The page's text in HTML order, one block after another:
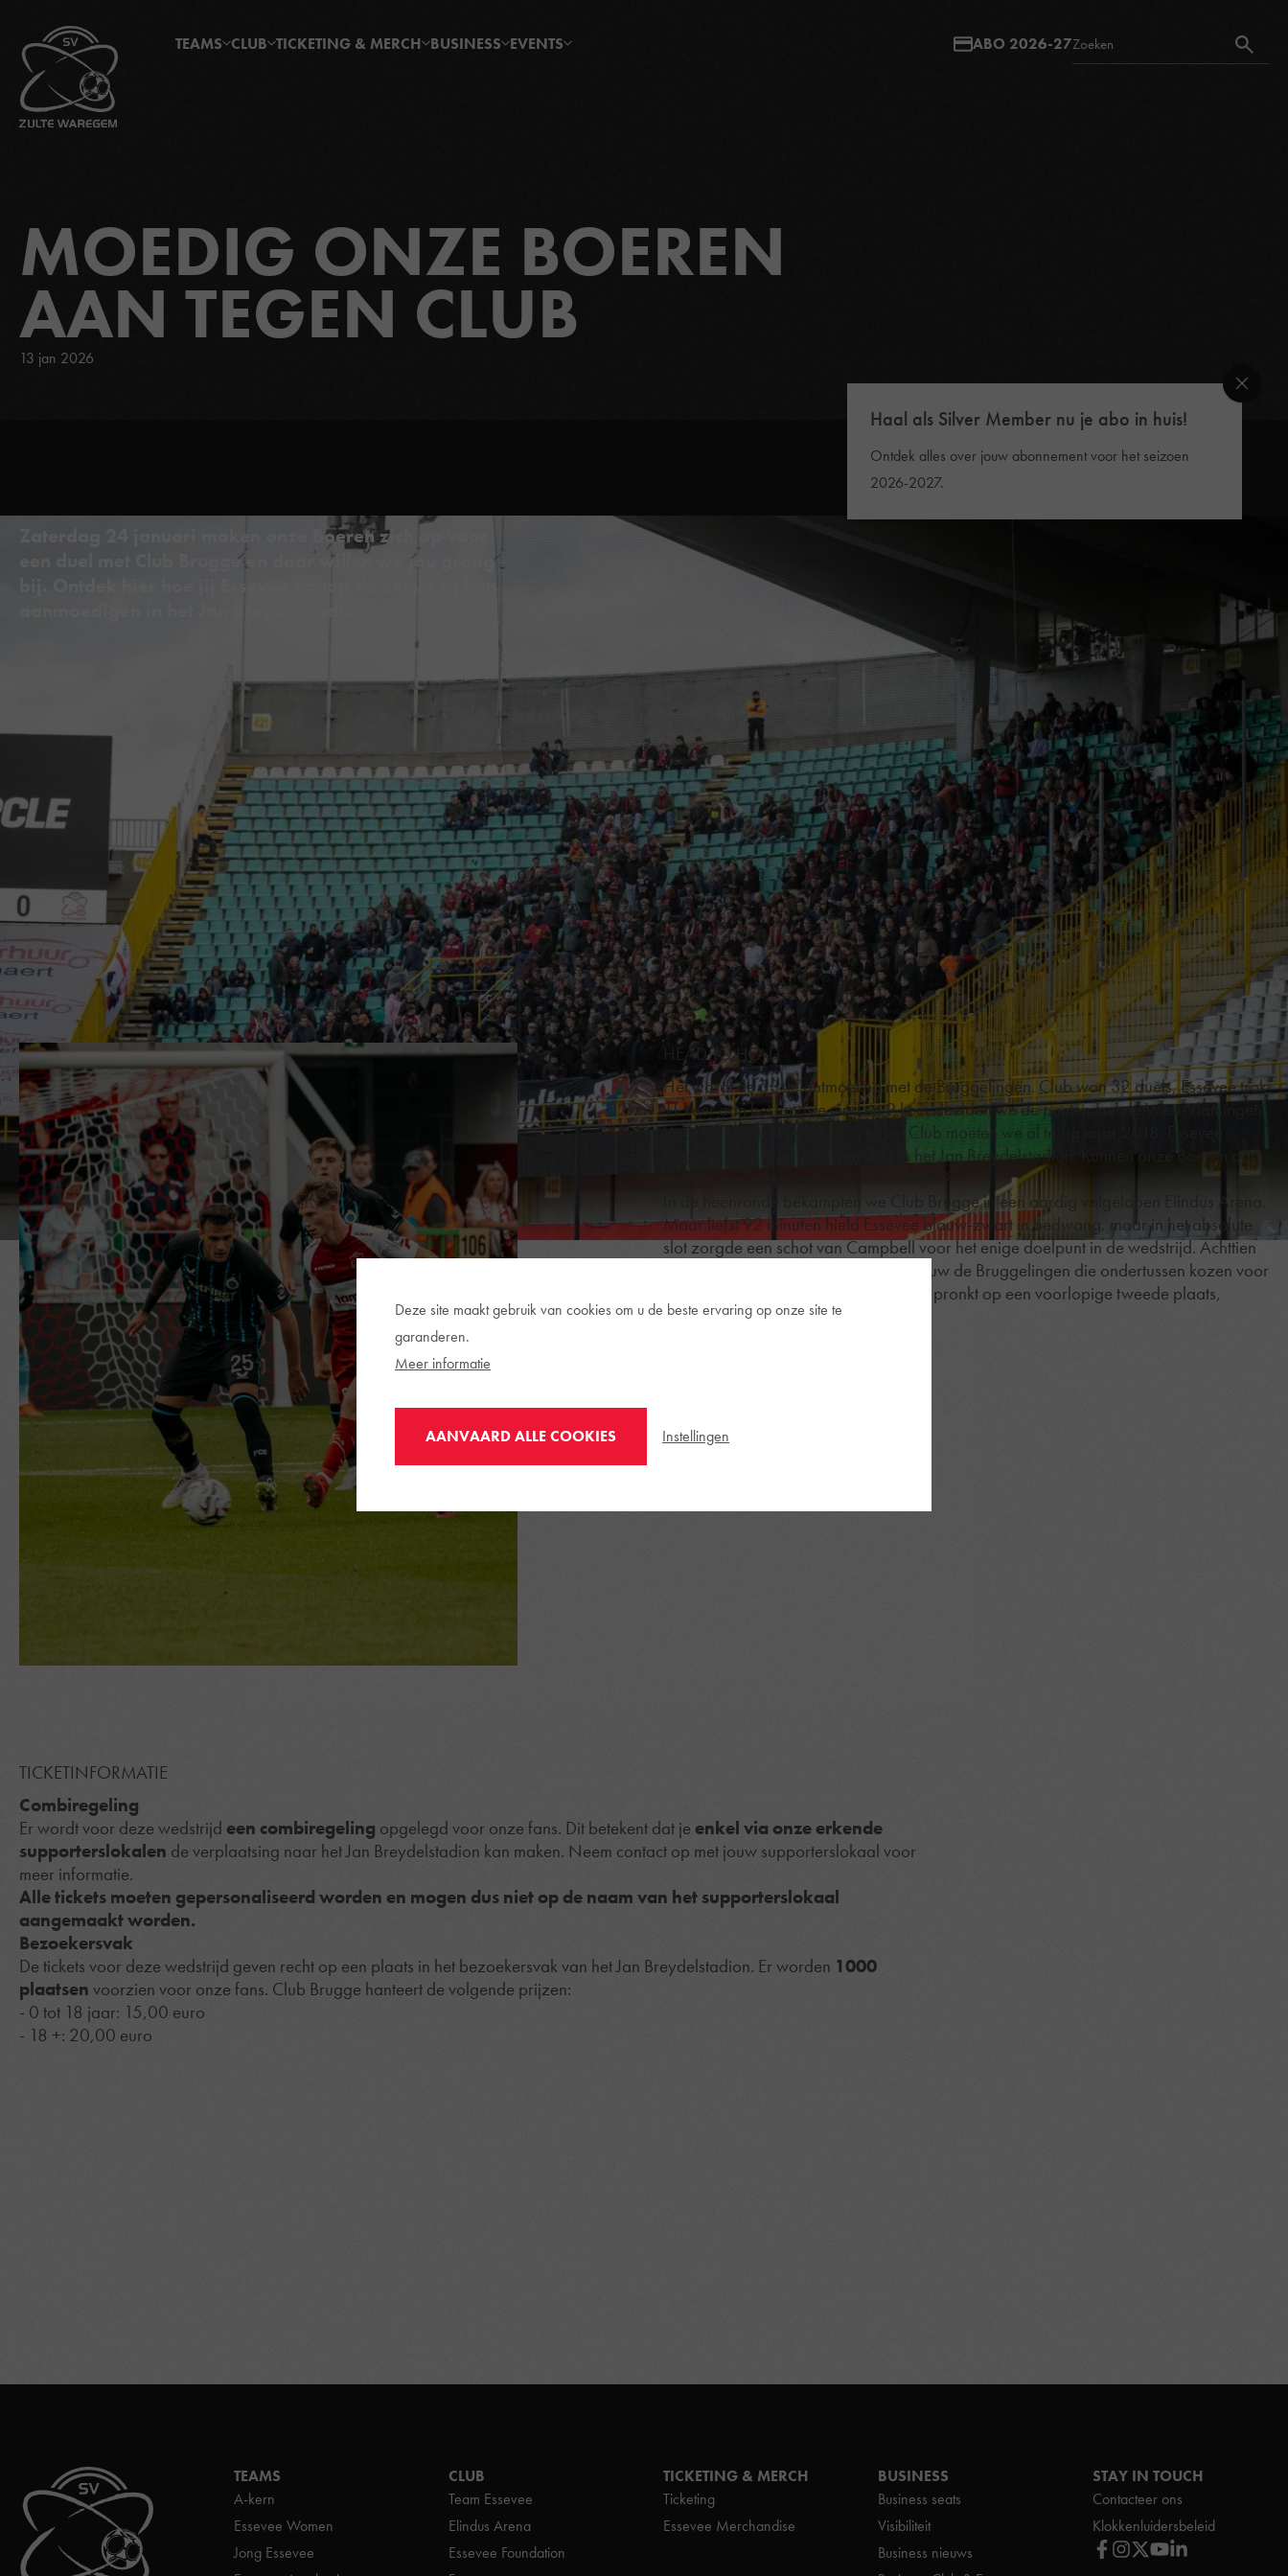
Haal als Silver Member nu je abo in huis!
Ontdek alles over jouw abonnement voor het seizoen
2026-2027.
TEAMS CLUB TICKETING & MERCH BUSINESS EVENTS ABO 2026-27
MOEDIG ONZE BOEREN
AAN TEGEN CLUB
13 jan 2026
Zaterdag 24 januari maken onze Boeren zich op voor
een duel met Club Brugge en daar willen we jou graag
HEAD TO HEAD
Het wordt de 53ste ontmoeting met de Bruggelingen. Club won 32 duels, Essevee trok
11 keer aan het langste eind en 9 keer deelden we de punten met de West-Vlamingen.
Voor de laatste overwinning tegen Club moeten we al terug naar 2018. Essevee
klopte blauw-zwart toen met 1-3 in het Jan Breydelstadion. Kunnen onze Boeren daar
In de heenronde bekampten we Club Brugge in een aardig volgelopen Elindus Arena.
Maar liefst 92 minuten hield Essevee blauw-zwart in bedwang, maar in het absolute
slot zorgde een schot van Campbell voor het enige doelpunt in de wedstrijd. Achttien
speeldagen later ontmoeten we opnieuw de Bruggelingen die ondertussen kozen voor
een nieuwe hoofdcoach. Club Brugge pronkt op een voorlopige tweede plaats,
Essevee staat twaalfde.
TICKETINFORMATIE
Combiregeling
Er wordt voor deze wedstrijd een combiregeling opgelegd voor onze fans. Dit betekent dat je enkel via onze erkende
supporterslokalen de verplaatsing naar het Jan Breydelstadion kan maken. Neem contact op met jouw supporterslokaal voor
meer informatie.
Alle tickets moeten gepersonaliseerd worden en mogen dus niet op de naam van het supporterslokaal
aangemaakt worden.
Bezoekersvak
De tickets voor deze wedstrijd geven recht op een plaats in het bezoekersvak van het Jan Breydelstadion. Er worden 1000
plaatsen voorzien voor onze fans. Club Brugge hanteert de volgende prijzen:
- 0 tot 18 jaar: 15,00 euro
- 18 +: 20,00 euro
TEAMS
A-kern
Essevee Women
Jong Essevee
CLUB
Team Essevee
Elindus Arena
Essevee Foundation
TICKETING & MERCH
Ticketing
Essevee Merchandise
BUSINESS
Business seats
Visibiliteit
Business nieuws
STAY IN TOUCH
Contacteer ons
Klokkenluidersbeleid
Deze site maakt gebruik van cookies om u de beste ervaring op onze site te
garanderen.
Meer informatie
AANVAARD ALLE COOKIES Instellingen